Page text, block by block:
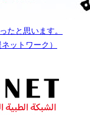
たと思います。
ットワーク）